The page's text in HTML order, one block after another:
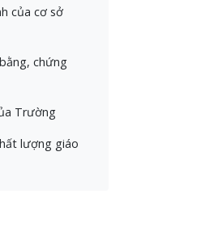
của cơ sở
chứng
Trường
lượng giáo